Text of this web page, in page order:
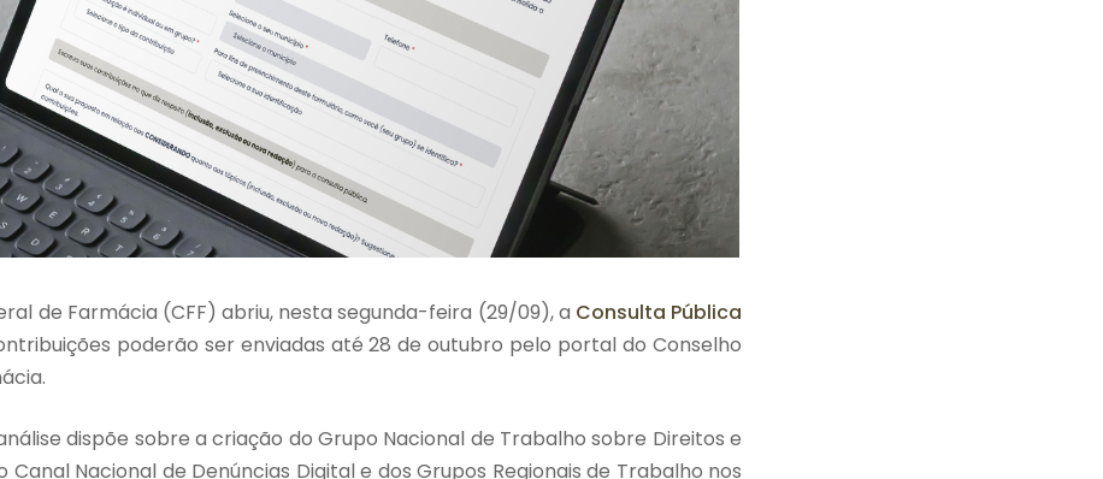
de Farmácia (CFF) abriu, nesta segunda-feira (29/09), a Consulta Pública
poderão ser enviadas até 28 de outubro pelo portal do Conselho
dispõe sobre a criação do Grupo Nacional de Trabalho sobre Direitos e
Canal Nacional de Denúncias Digital e dos Grupos Regionais de Trabalho nos